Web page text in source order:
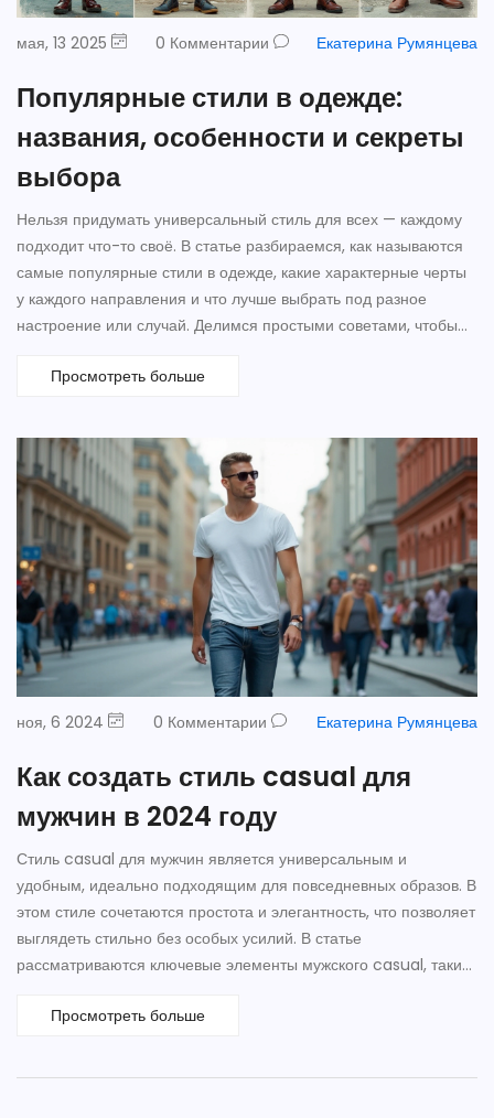
мая, 13 2025 0 Комментарии Екатерина Румянцева
Популярные стили в одежде:
названия, особенности и секреты
выбора
Нельзя придумать универсальный стиль для всех — каждому
подходит что-то своё. В статье разбираемся, как называются
самые популярные стили в одежде, какие характерные черты
у каждого направления и что лучше выбрать под разное
настроение или случай. Делимся простыми советами, чтобы
Поговорим о том, как сочетать тренды и находить свой
Просмотреть больше
ноя, 6 2024 0 Комментарии Екатерина Румянцева
Как создать стиль casual для
мужчин в 2024 году
Стиль casual для мужчин является универсальным и
удобным, идеально подходящим для повседневных образов. В
этом стиле сочетаются простота и элегантность, что позволяет
выглядеть стильно без особых усилий. В статье
рассматриваются ключевые элементы мужского casual, такие
по выбору аксессуаров. Мы обсудим особенности различных
Просмотреть больше